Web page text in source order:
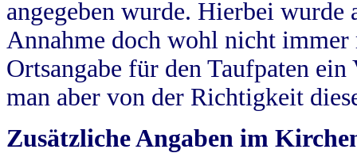
angegeben wurde. Hierbei wurde
Annahme doch wohl nicht
Ortsangabe für den Taufpaten
man aber von der Richtigkeit
Zusätzliche Angaben im